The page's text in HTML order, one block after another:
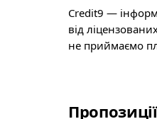
Credit9 —
від
не приймаємо